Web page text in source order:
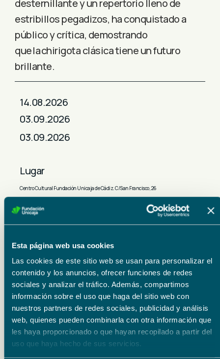
Esta página web usa cookies
Las cookies de este sitio web se usan para personalizar el
contenido y los anuncios, ofrecer funciones de redes
sociales y analizar el tráfico. Además, compartimos
información sobre el uso que haga del sitio web con
nuestros partners de redes sociales, publicidad y análisis
web, quienes pueden combinarla con otra información que
les haya proporcionado o que hayan recopilado a partir del
uso que haya hecho de sus servicios.
desternillante y un repertorio lleno de
estribillos pegadizos, ha conquistado a
público y crítica, demostrando
que la chirigota clásica tiene un futuro
brillante.
14.08.2026
03.09.2026
03.09.2026
Lugar
Centro Cultural Fundación Unicaja de Cádiz. C/San Francisco, 26
Precios
Entrada libre hasta completar aforo
Organizador
Fundación Unicaja